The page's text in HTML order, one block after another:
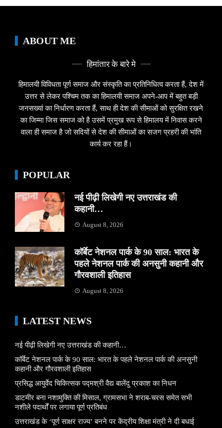
ABOUT ME
हिमांतार के बारे मे
हिमालयी विविधता पूर्ण समाज और संस्कृति का प्रतिनिधित्व करता हैं, देश में
उत्तर से लेकर पश्चिम तक का हिमालयी समाज अपने-आप में बहुत बड़ी
जनसख्यां का निर्धारण करता हैं, साथ ही देश की सीमाओं को सुरक्षित रखने
का जिम्मा जिस समाज को है उसमें प्रमुख रूप से हिमालय में निवास करने
वाला ही समाज है जो सदियों से देश की सीमाओं का सजग प्रहरी की भांति
कार्य कर रहा हैं।
POPULAR
नई पीढ़ी लिखेगी नए उत्तराखंड की
कहानी…
August 8, 2026
कॉर्बेट नेशनल पार्क के 90 साल: भारत के
पहले नेशनल पार्क की अनसुनी कहानी और
गौरवशाली इतिहास
August 8, 2026
LATEST NEWS
नई पीढ़ी लिखेगी नए उत्तराखंड की कहानी…
कॉर्बेट नेशनल पार्क के 90 साल: भारत के पहले नेशनल पार्क की अनसुनी
कहानी और गौरवशाली इतिहास
प्रसिद्ध आयुर्वेद चिकित्सक पद्मश्री वैद्य बालेंदु प्रकाश का निधन
डाटमीर बना नशामुक्ति की मिसाल, ग्रामसभा ने शराब-चरस समेत सभी
नशीले पदार्थों पर लगाया पूर्ण प्रतिबंध
उत्तराखंड के ‘पूर्ण साक्षर राज्य’ बनने पर केंद्रीय शिक्षा मंत्री ने दी बधाई